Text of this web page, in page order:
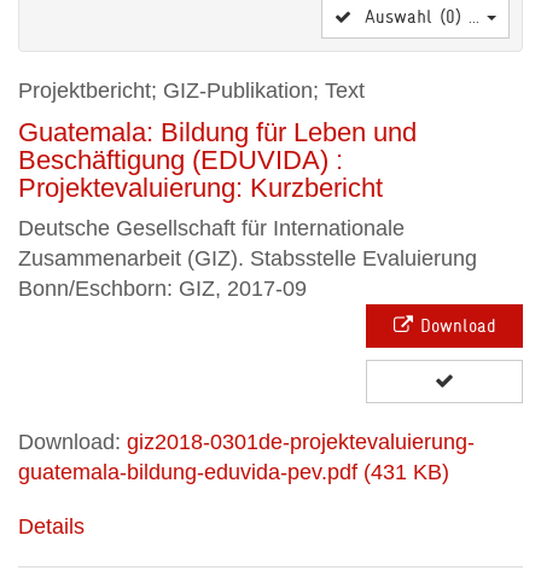
Auswahl (0) ...
Projektbericht; GIZ-Publikation; Text
Guatemala: Bildung für Leben und
Beschäftigung (EDUVIDA) :
Projektevaluierung: Kurzbericht
Deutsche Gesellschaft für Internationale
Zusammenarbeit (GIZ). Stabsstelle Evaluierung
Bonn/Eschborn: GIZ, 2017-09
Download
Download: giz2018-0301de-projektevaluierung-
guatemala-bildung-eduvida-pev.pdf (431 KB)
Details